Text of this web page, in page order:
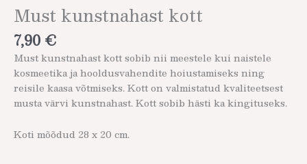
Must kunstnahast kott
7,90 €
Must kunstnahast kott sobib nii meestele kui naistele
kosmeetika ja hooldusvahendite hoiustamiseks ning
reisile kaasa võtmiseks. Kott on valmistatud kvaliteetsest
musta värvi kunstnahast. Kott sobib hästi ka kingituseks.
Koti mõõdud 28 x 20 cm.